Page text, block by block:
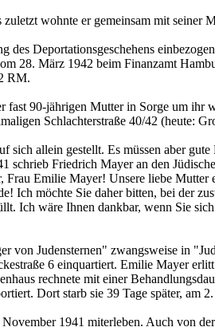
wohnte er gemeinsam mit seiner
Deportationsgeschehens
28. März 1942 beim Finanzamt
RM.
90-jährigen Mutter in Sorge um
Schlachterstraße 40/42 (heute:
allein gestellt. Es müssen aber
schrieb Friedrich Mayer an den
Emilie Mayer! Unsere liebe
Ich möchte Sie daher bitten, bei der
Ich wäre Ihnen dankbar, wenn Sie
von Judensternen" zwangsweise in
6 einquartiert. Emilie Mayer
rechnete mit einer
Dort starb sie 39 Tage später, am
1941 miterleben. Auch von